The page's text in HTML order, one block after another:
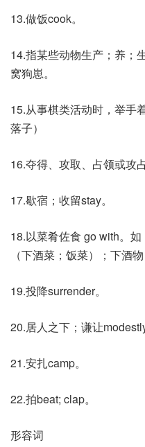
13.做饭cook。
14.指某些动物生产；养；
窝狗崽。
15.从事棋类活动时，举手
落子）
16.夺得、攻取、占领或攻
17.歇宿；收留stay。
18.以菜肴佐食 go with。
（下酒菜；饭菜）；下酒
19.投降surrender。
20.居人之下；谦让
21.安扎camp。
22.拍beat; clap。
形容词